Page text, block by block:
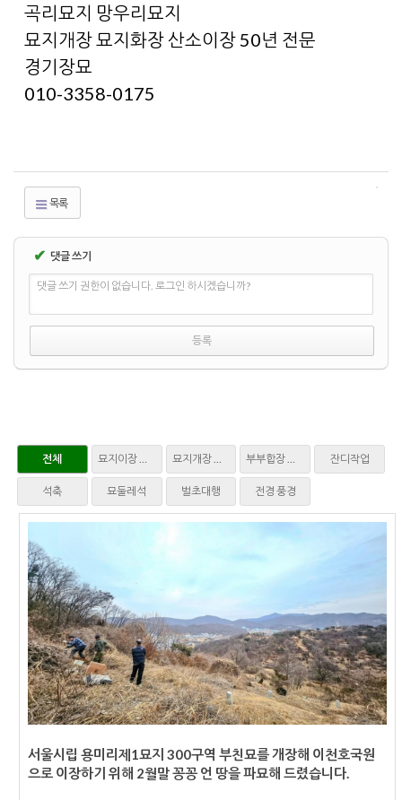
곡리묘지 망우리묘지
묘지개장 묘지화장 산소이장 50년 전문
경기장묘
010-3358-0175
목록
✔ 댓글 쓰기
댓글 쓰기 권한이 없습니다. 로그인 하시겠습니까?
전체 잔디작업
석축 묘둘레석 벌초대행 전경 풍경
서울시립 용미리제1묘지 300구역 부친묘를 개장해 이천호국원
으로 이장하기 위해 2월말 꽁꽁 언 땅을 파묘해 드렸습니다.